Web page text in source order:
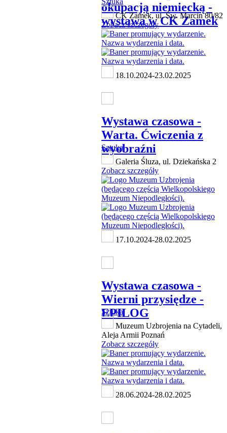
okupacją niemiecką -
wystawa w CK Zamek
CK Zamek, ul. Św. Marcin 80/82
Zobacz szczegóły
18.10.2024-23.02.2025
Wystawa czasowa -
Warta. Ćwiczenia z
wyobraźni
Sztuka
Galeria Śluza, ul. Dziekańska 2
Zobacz szczegóły
17.10.2024-28.02.2025
Wystawa czasowa -
Wierni przysiędze -
EPILOG
Sztuka
Muzeum Uzbrojenia na Cytadeli,
Aleja Armii Poznań
Zobacz szczegóły
28.06.2024-28.02.2025